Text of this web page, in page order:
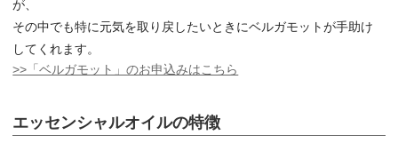
が、
その中でも特に元気を取り戻したいときにベルガモットが手助け
してくれます。
>>「ベルガモット」のお申込みはこちら
エッセンシャルオイルの特徴